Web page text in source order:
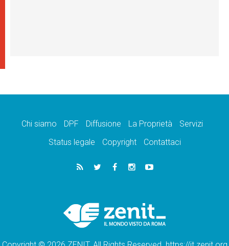
Chi siamo DPF Diffusione La Proprietà
Servizi
Status legale
Copyright Contattaci